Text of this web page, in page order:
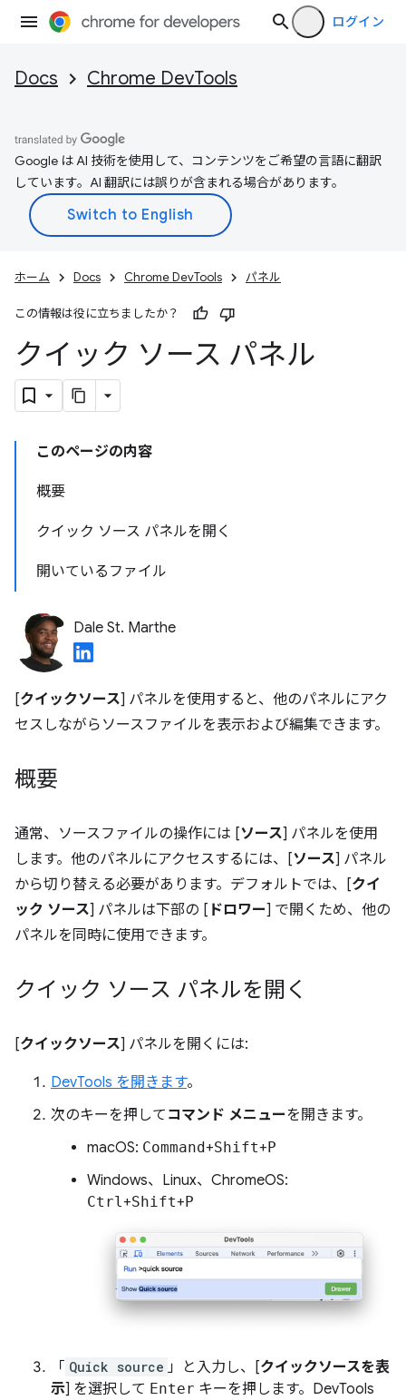
ログイン
Docs Chrome DevTools
Google は AI 技術を使用して、コンテンツをご希望の言語に翻訳
しています。AI 翻訳には誤りが含まれる場合があります。
ホーム Docs Chrome DevTools パネル
この情報は役に立ちましたか？
クイック ソース パネル
このページの内容
概要
クイック ソース パネルを開く
開いているファイル
Dale St. Marthe
[クイックソース] パネルを使用すると、他のパネルにアク
セスしながらソースファイルを表示および編集できます。
概要
通常、ソースファイルの操作には [ソース] パネルを使用
します。他のパネルにアクセスするには、[ソース] パネル
から切り替える必要があります。デフォルトでは、[クイ
ック ソース] パネルは下部の [ ドロワー] で開くため、他の
パネルを同時に使用できます。
クイック ソース パネルを開く
[クイックソース] パネルを開くには:
DevTools を開きます。
次のキーを押して コマンド メニューを開きます。
macOS: Command+Shift+P
Windows、Linux、ChromeOS:
Ctrl+Shift+P
「 Quick source 」と入力し、[クイックソースを表
示] を選択して Enter キーを押します。DevTools